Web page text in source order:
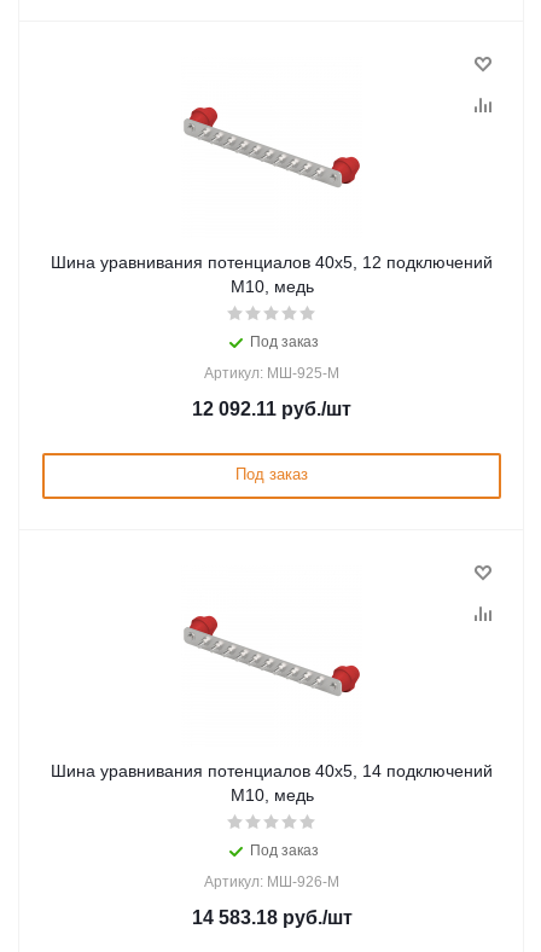
Шина уравнивания потенциалов 40х5, 12 подключений
М10, медь
Под заказ
Артикул: МШ-925-М
12 092.11 руб./шт
Под заказ
Шина уравнивания потенциалов 40х5, 14 подключений
М10, медь
Под заказ
Артикул: МШ-926-М
14 583.18руб./шт